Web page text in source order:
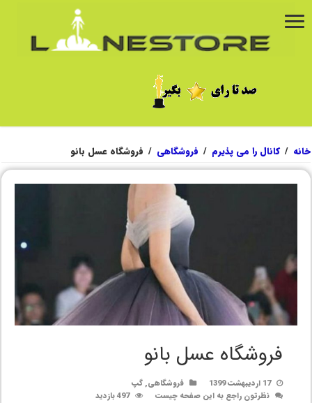
خانه / کانال را می پذیرم / فروشگاهی / فروشگاه عسل بانو
فروشگاه عسل بانو
17 اردیبهشت 1399 فروشگاهی,گپ
نظرتون راجع به این صفحه چیست
497 بازدید